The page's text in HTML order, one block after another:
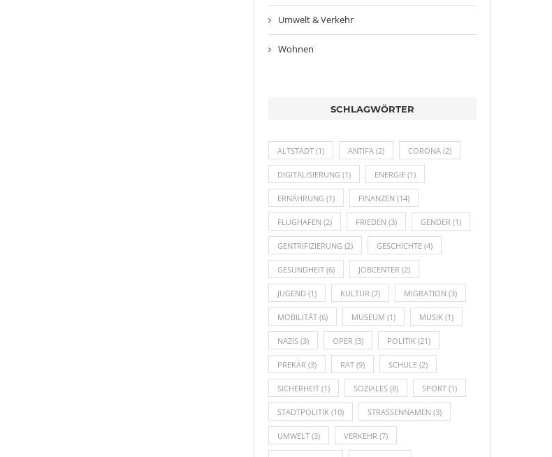
Umwelt & Verkehr
Wohnen
SCHLAGWÖRTER
ALTSTADT (1) ANTIFA (2) CORONA (2)
DIGITALISIERUNG (1) ENERGIE (1)
ERNÄHRUNG (1) FINANZEN (14)
FLUGHAFEN (2) FRIEDEN (3) GENDER (1)
GENTRIFIZIERUNG (2) GESCHICHTE (4)
GESUNDHEIT (6) JOBCENTER (2)
JUGEND (1) KULTUR (7) MIGRATION (3)
MOBILITÄT (6) MUSEUM (1) MUSIK (1)
NAZIS (3) OPER (3) POLITIK (21)
PREKÄR (3) RAT (9) SCHULE (2)
SICHERHEIT (1) SOZIALES (8) SPORT (1)
STADTPOLITIK (10) STRASSENNAMEN (3)
UMWELT (3) VERKEHR (7)